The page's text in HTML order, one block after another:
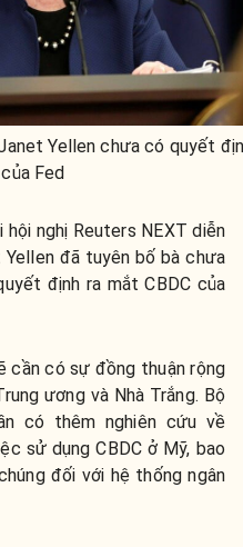
Yellen chưa có quyết
Fed
nghị Reuters NEXT diễn
đã tuyên bố bà chưa
định ra mắt CBDC của
cần có sự đồng thuận rộng
ương và Nhà Trắng. Bộ
có thêm nghiên cứu về
sử dụng CBDC ở Mỹ, bao
đối với hệ thống ngân